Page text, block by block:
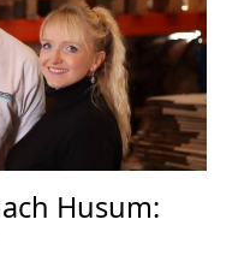
Husum: